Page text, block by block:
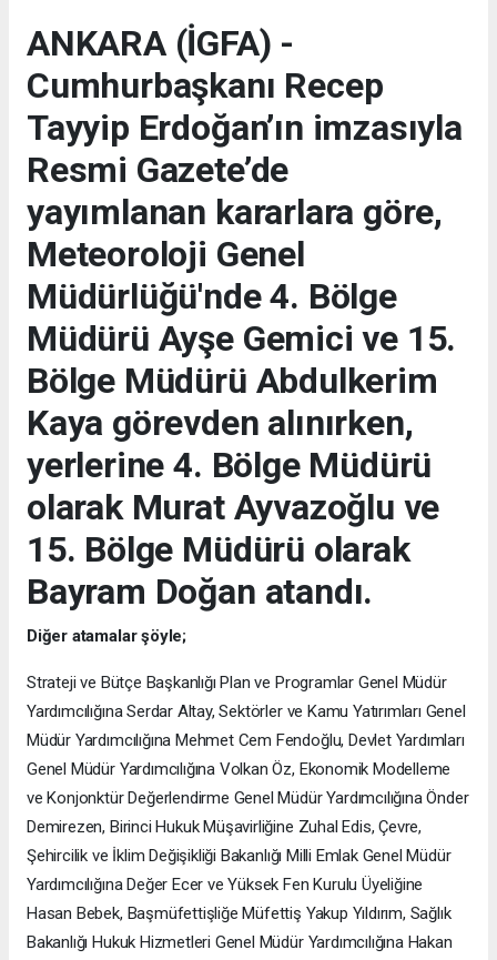
ANKARA (İGFA) -
Cumhurbaşkanı Recep
Tayyip Erdoğan’ın imzasıyla
Resmi Gazete’de
yayımlanan kararlara göre,
Meteoroloji Genel
Müdürlüğü'nde 4. Bölge
Müdürü Ayşe Gemici ve 15.
Bölge Müdürü Abdulkerim
Kaya görevden alınırken,
yerlerine 4. Bölge Müdürü
olarak Murat Ayvazoğlu ve
15. Bölge Müdürü olarak
Bayram Doğan atandı.
Diğer atamalar şöyle;
Strateji ve Bütçe Başkanlığı Plan ve Programlar Genel Müdür
Yardımcılığına Serdar Altay, Sektörler ve Kamu Yatırımları Genel
Müdür Yardımcılığına Mehmet Cem Fendoğlu, Devlet Yardımları
Genel Müdür Yardımcılığına Volkan Öz, Ekonomik Modelleme
ve Konjonktür Değerlendirme Genel Müdür Yardımcılığına Önder
Demirezen, Birinci Hukuk Müşavirliğine Zuhal Edis, Çevre,
Şehircilik ve İklim Değişikliği Bakanlığı Milli Emlak Genel Müdür
Yardımcılığına Değer Ecer ve Yüksek Fen Kurulu Üyeliğine
Hasan Bebek, Başmüfettişliğe Müfettiş Yakup Yıldırım, Sağlık
Bakanlığı Hukuk Hizmetleri Genel Müdür Yardımcılığına Hakan